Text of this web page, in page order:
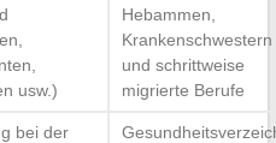
usw.)
Hebammen,
Krankenschwestern
und schrittweise
migrierte Berufe
bei der